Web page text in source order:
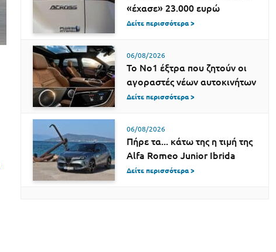
«έχασε» 23.000 ευρώ
Δείτε περισσότερα >
06/08/2026
Το Νο1 έξτρα που ζητούν οι
αγοραστές νέων αυτοκινήτων
Δείτε περισσότερα >
06/08/2026
Πήρε τα... κάτω της η τιμή της
Alfa Romeo Junior Ibrida
Δείτε περισσότερα >